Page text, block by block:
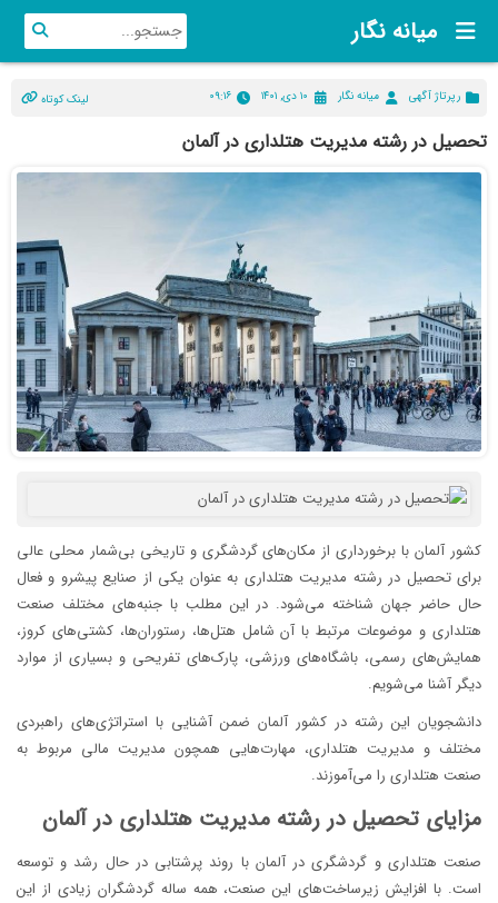
میانه نگار
رپرتاژ آگهی میانه نگار ۱۰ دی, ۱۴۰۱ ۰۹:۱۶ لینک کوتاه
تحصیل در رشته مدیریت هتلداری در آلمان
کشور آلمان با برخورداری از مکان‌های گردشگری و تاریخی بی‌شمار محلی عالی
برای تحصیل در رشته مدیریت هتلداری به عنوان یکی از صنایع پیشرو و فعال
حال حاضر جهان شناخته می‌شود. در این مطلب با جنبه‌های مختلف صنعت
هتلداری و موضوعات مرتبط با آن شامل هتل‌ها، رستوران‌ها، کشتی‌های کروز،
همایش‌های رسمی، باشگاه‌های ورزشی، پارک‌های تفریحی و بسیاری از موارد
دیگر آشنا می‌شویم.
دانشجویان این رشته در کشور آلمان ضمن آشنایی با استراتژی‌های راهبردی
مختلف و مدیریت هتلداری، مهارت‌هایی همچون مدیریت مالی مربوط به
صنعت هتلداری را می‌آموزند.
مزایای تحصیل در رشته مدیریت هتلداری در آلمان
صنعت هتلداری و گردشگری در آلمان با روند پرشتابی در حال رشد و توسعه
است. با افزایش زیرساخت‌های این صنعت، همه ساله گردشگران زیادی از این